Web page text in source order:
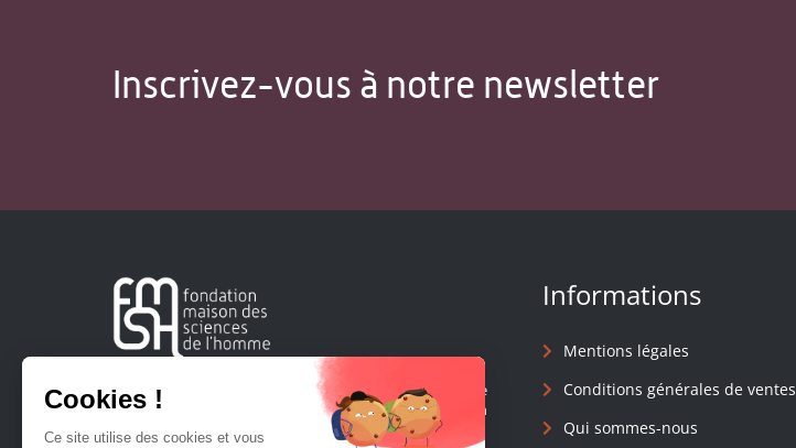
Inscrivez-vous à notre newsletter
Créée en 1963, la Fondation Maison Sciences de l'Homme
soutient la recherche et la diffusion des connaissances en
sciences humaines et sociales.
Informations
Mentions légales
Conditions générales de ventes
Qui sommes-nous